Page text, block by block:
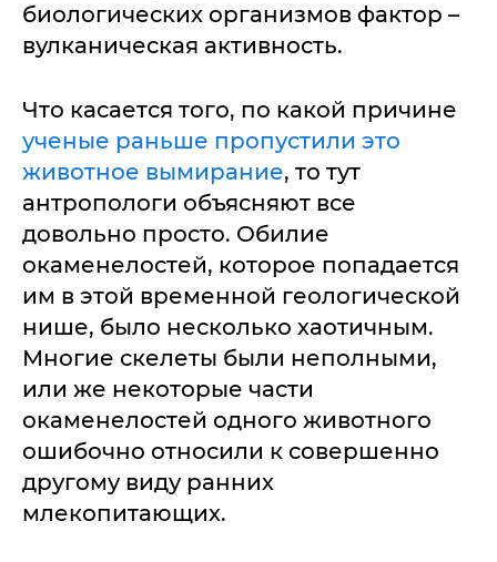
биологических организмов фактор –
вулканическая активность.
Что касается того, по какой причине
ученые раньше пропустили это
животное вымирание, то тут
антропологи объясняют все
довольно просто. Обилие
окаменелостей, которое попадается
им в этой временной геологической
нише, было несколько хаотичным.
Многие скелеты были неполными,
или же некоторые части
окаменелостей одного животного
ошибочно относили к совершенно
другому виду ранних
млекопитающих.